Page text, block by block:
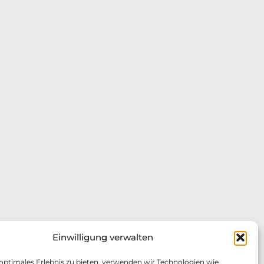
Einwilligung verwalten
Erlebnis zu bieten, verwenden wir Technologien wie